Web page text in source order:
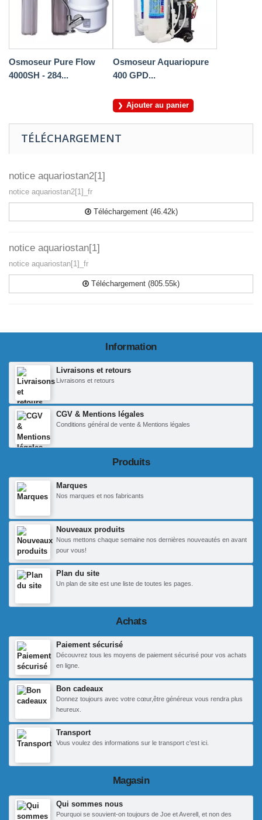
Osmoseur Pure Flow
4000SH - 284...
Osmoseur Aquariopure
400 GPD...
Ajouter au panier
TÉLÉCHARGEMENT
notice aquariostan2[1]
notice aquariostan2[1]_fr
Téléchargement (46.42k)
notice aquariostan[1]
notice aquariostan[1]_fr
Téléchargement (805.55k)
Information
Livraisons et retours
Livraisons et retours
CGV & Mentions légales
Conditions général de vente & Mentions légales
Produits
Marques
Nos marques et nos fabricants
Nouveaux produits
Nous mettons chaque semaine nos dernières nouveautés en avant
pour vous!
Plan du site
Un plan de site est une liste de toutes les pages.
Achats
Paiement sécurisé
Découvrez tous les moyens de paiement sécurisé pour vos achats
en ligne.
Bon cadeaux
Donnez toujours avec votre cœur,être généreux vous rendra plus
heureux.
Transport
Vous voulez des informations sur le transport c'est ici.
Magasin
Qui sommes nous
Pourquoi se souvient-on toujours de Joe et Averell, et non des